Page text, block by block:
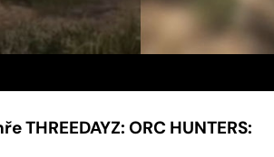
THREEDAYZ: ORC HUNTERS: